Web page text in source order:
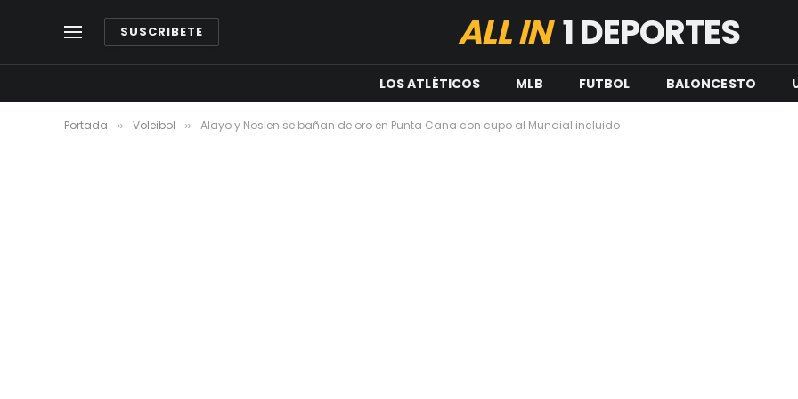
SUSCRIBETE ALL IN1 DEPORTES
LOS ATLÉTICOS MLB FUTBOL BALONCESTO
Portada » Voleibol » Alayo y Noslen se bañan de oro en Punta Cana con cupo al Mundial incluido